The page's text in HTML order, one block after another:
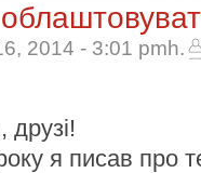
2014 - 3:01 pmh.
я писав про